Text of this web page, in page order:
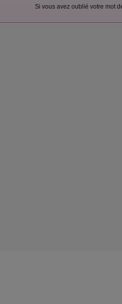
Si vous avez oublié votre mot